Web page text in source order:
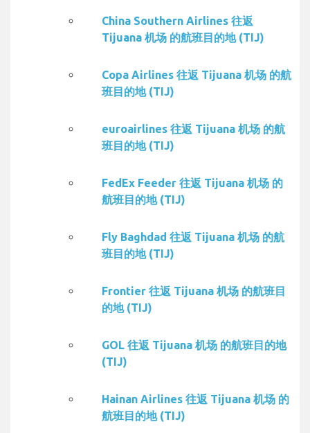
China Southern Airlines 往返
Tijuana 机场 的航班目的地 (TIJ)
Copa Airlines 往返 Tijuana 机场 的航
班目的地 (TIJ)
euroairlines 往返 Tijuana 机场 的航
班目的地 (TIJ)
FedEx Feeder 往返 Tijuana 机场 的
航班目的地 (TIJ)
Fly Baghdad 往返 Tijuana 机场 的航
班目的地 (TIJ)
Frontier 往返 Tijuana 机场 的航班目
的地 (TIJ)
GOL 往返 Tijuana 机场 的航班目的地
(TIJ)
Hainan Airlines 往返 Tijuana 机场 的
航班目的地 (TIJ)